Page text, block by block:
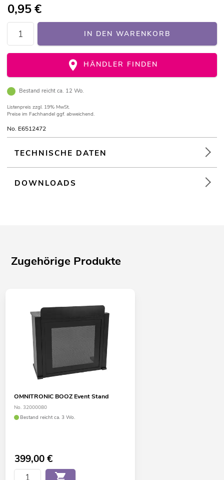
0,95€
IN DEN WARENKORB
HÄNDLER FINDEN
Bestand reicht ca. 12 Wo.
Listenpreis zzgl. 19% MwSt.
Preise im Fachhandel ggf. abweichend.
No. E6512472
TECHNISCHE DATEN
DOWNLOADS
Zugehörige Produkte
OMNITRONIC BOOZ Event Stand
No. 32000080
Bestand reicht ca. 3 Wo.
399,00€